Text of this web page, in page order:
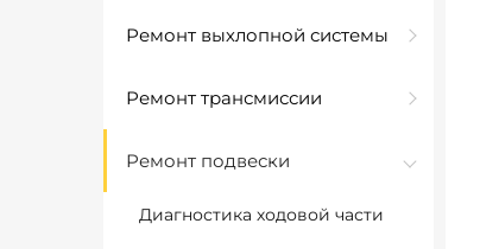
Ремонт выхлопной системы
Ремонт трансмиссии
Ремонт подвески
Диагностика ходовой части